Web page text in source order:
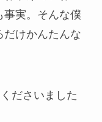
事実。そんな僕
だけかんたんな
ださいました